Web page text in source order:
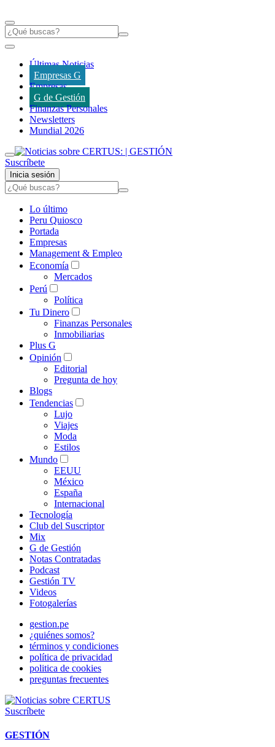
Últimas Noticias
Empresas G
Empresas
G de Gestión
Finanzas Personales
Newsletters
Mundial 2026
Suscríbete
Inicia sesión
Lo último
Peru Quiosco
Portada
Empresas
Management & Empleo
Economía
Mercados
Perú
Política
Tu Dinero
Finanzas Personales
Inmobiliarias
Plus G
Opinión
Editorial
Pregunta de hoy
Blogs
Tendencias
Lujo
Viajes
Moda
Estilos
Mundo
EEUU
México
España
Internacional
Tecnología
Club del Suscriptor
Mix
G de Gestión
Notas Contratadas
Podcast
Gestión TV
Videos
Fotogalerías
gestion.pe
¿quiénes somos?
términos y condiciones
política de privacidad
politica de cookies
preguntas frecuentes
Suscríbete
GESTIÓN